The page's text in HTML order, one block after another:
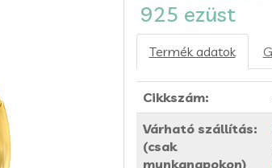
925 ezüst
Termék adatok
Cikkszám:
Várható szállítás:
(csak
munkanapokon)